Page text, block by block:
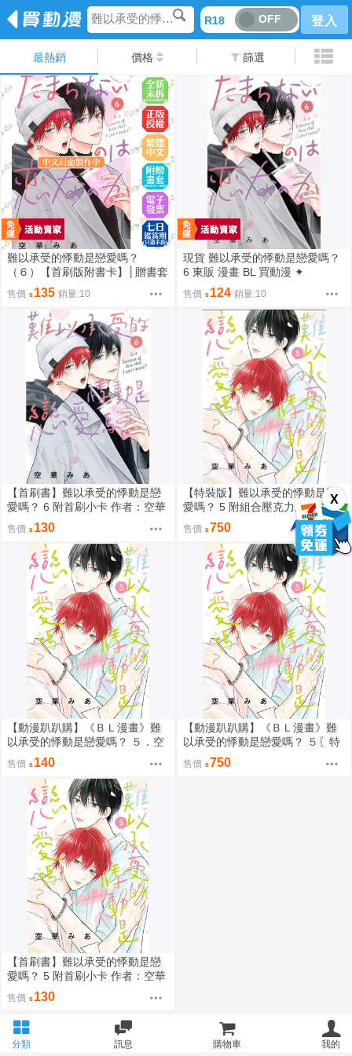
難以承受的悸動是戀愛嗎？ R18 OFF 登入
最熱銷 價格 篩選
X
難以承受的悸動是戀愛嗎？
（６）【首刷版附書卡】│贈書套
│空華みあ│東販BL漫畫│BJ4動
漫
售價 135 銷量:10
現貨 難以承受的悸動是戀愛嗎？
6 東販 漫畫 BL 買動漫 ✦
售價 124 銷量:10
【首刷書】難以承受的悸動是戀
愛嗎？ 6 附首刷小卡 作者：空華
みあ/東販BL漫畫/Avi書店
售價 130
【特裝版】難以承受的悸動是戀
愛嗎？ 5 附組合壓克力立牌+精美
明信片2張 作者：空華みあ/東販
BL漫畫/Avi書店
售價 750
【動漫趴趴購】《ＢＬ漫畫》難
以承受的悸動是戀愛嗎？ ５．空
華みあ．東販
售價 140
【動漫趴趴購】《ＢＬ漫畫》難
以承受的悸動是戀愛嗎？ ５〖特
裝版〗．「送組合壓克力立牌+精
美明信片2張」．空華みあ．東販
售價 750
【首刷書】難以承受的悸動是戀
愛嗎？ 5 附首刷小卡 作者：空華
みあ/東販BL漫畫/Avi書店
售價 130
分類 訊息 購物車 我的